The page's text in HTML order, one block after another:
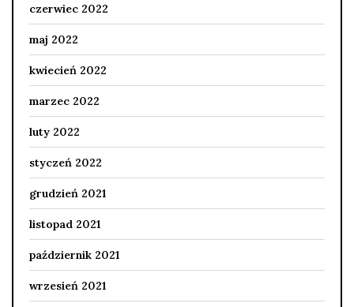
czerwiec 2022
maj 2022
kwiecień 2022
marzec 2022
luty 2022
styczeń 2022
grudzień 2021
listopad 2021
październik 2021
wrzesień 2021